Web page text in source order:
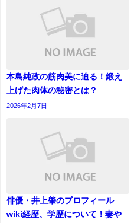
本島純政の筋肉美に迫る！鍛え
上げた肉体の秘密とは？
2026年2月7日
俳優・井上肇のプロフィール
wiki経歴、学歴について！妻や